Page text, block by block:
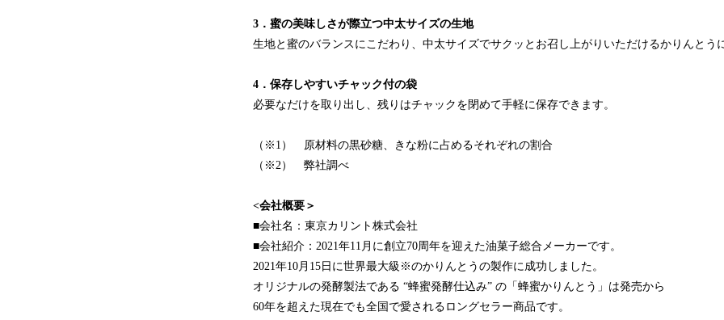
3．蜜の美味しさが際立つ中太サイズの生地
生地と蜜のバランスにこだわり、中太サイズでサクッとお召し上がりいただけるかりんとう
4．保存しやすいチャック付の袋
必要なだけを取り出し、残りはチャックを閉めて手軽に保存できます。
（※1） 原材料の黒砂糖、きな粉に占めるそれぞれの割合
（※2） 弊社調べ
<会社概要＞
■会社名：東京カリント株式会社
■会社紹介：2021年11月に創立70周年を迎えた油菓子総合メーカーです。
2021年10月15日に世界最大級※のかりんとうの製作に成功しました。
オリジナルの発酵製法である “蜂蜜発酵仕込み” の「蜂蜜かりんとう」は発売から
60年を超えた現在でも全国で愛されるロングセラー商品です。